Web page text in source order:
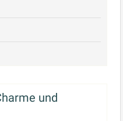
und